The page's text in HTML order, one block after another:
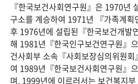
연구 역사
정책과 연구 키워드로 보는 연구 역사
간행물 변천사
기록물 아카이브
『한국보건사회연구원』은 1970년
구소를 계승하여 1971년 『가족계획
후 1976년에 설립된『한국보건개발
해 1981년『한국인구보건연구원』
건사회부 소속『사회보장심의위원
여 1989년『한국보건사회연구원』
며, 1999년에 이르러서는 보건복지